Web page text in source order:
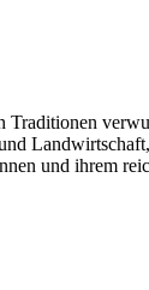
und ihrem